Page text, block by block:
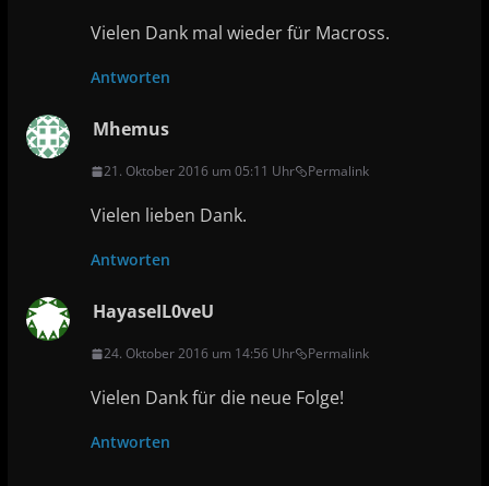
Vielen Dank mal wieder für Macross.
Antworten
Mhemus
21. Oktober 2016 um 05:11 Uhr Permalink
Vielen lieben Dank.
Antworten
HayaseIL0veU
24. Oktober 2016 um 14:56 Uhr Permalink
Vielen Dank für die neue Folge!
Antworten